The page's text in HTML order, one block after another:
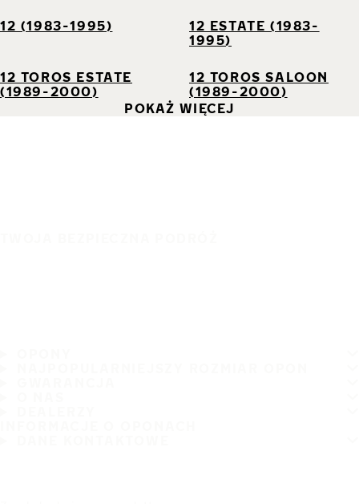
12 (1983-1995)
12 ESTATE (1983-
1995)
12 TOROS ESTATE
(1989-2000)
12 TOROS SALOON
(1989-2000)
POKAŻ WIĘCEJ